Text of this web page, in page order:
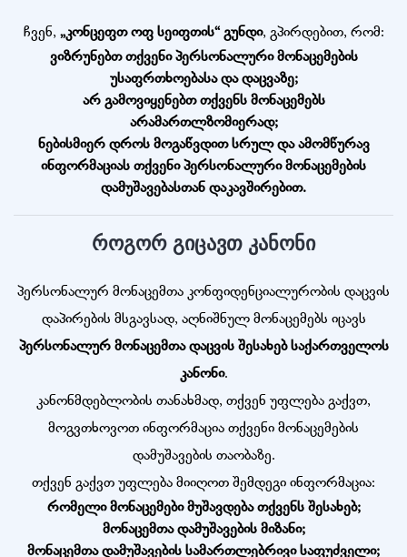
ჩვენ, „კონცეფთ ოფ სეიფთის“ გუნდი, გპირდებით, რომ:
ვიზრუნებთ თქვენი პერსონალური მონაცემების
უსაფრთხოებასა და დაცვაზე;
არ გამოვიყენებთ თქვენს მონაცემებს
არამართლზომიერად;
ნებისმიერ დროს მოგაწვდით სრულ და ამომწურავ
ინფორმაციას თქვენი პერსონალური მონაცემების
დამუშავებასთან დაკავშირებით.
როგორ გიცავთ კანონი
პერსონალურ მონაცემთა კონფიდენციალურობის დაცვის
დაპირების მსგავსად, აღნიშნულ მონაცემებს იცავს
პერსონალურ მონაცემთა დაცვის შესახებ საქართველოს
კანონი.
კანონმდებლობის თანახმად, თქვენ უფლება გაქვთ,
მოგვთხოვოთ ინფორმაცია თქვენი მონაცემების
დამუშავების თაობაზე.
თქვენ გაქვთ უფლება მიიღოთ შემდეგი ინფორმაცია:
რომელი მონაცემები მუშავდება თქვენს შესახებ;
მონაცემთა დამუშავების მიზანი;
მონაცემთა დამუშავების სამართლებრივი საფუძველი;